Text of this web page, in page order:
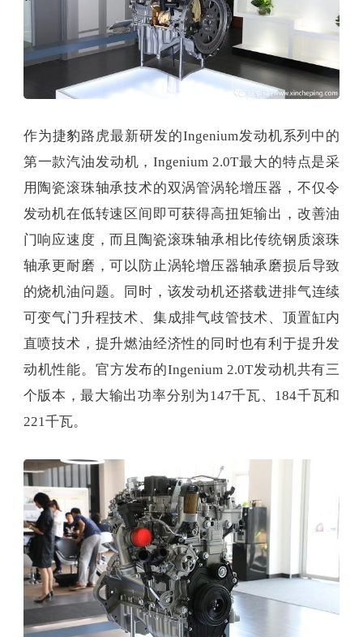
作为捷豹路虎最新研发的Ingenium发动机系列中的
第一款汽油发动机，Ingenium 2.0T最大的特点是采
用陶瓷滚珠轴承技术的双涡管涡轮增压器，不仅令
发动机在低转速区间即可获得高扭矩输出，改善油
门响应速度，而且陶瓷滚珠轴承相比传统钢质滚珠
轴承更耐磨，可以防止涡轮增压器轴承磨损后导致
的烧机油问题。同时，该发动机还搭载进排气连续
可变气门升程技术、集成排气歧管技术、顶置缸内
直喷技术，提升燃油经济性的同时也有利于提升发
动机性能。官方发布的Ingenium 2.0T发动机共有三
个版本，最大输出功率分别为147千瓦、184千瓦和
221千瓦。